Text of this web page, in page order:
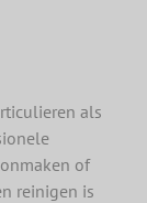
als
of
reinigen is